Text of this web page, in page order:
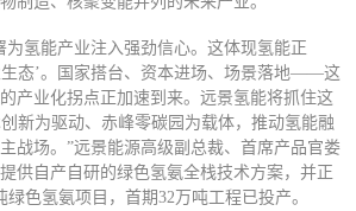
为氢能产业注入强劲信心。这体现氢能正
生态’。国家搭台、资本进场、场景落地——这
产业化拐点正加速到来。远景氢能将抓住这
新为驱动、赤峰零碳园为载体，推动氢能融
战场。”远景能源高级副总裁、首席产品官娄
供自产自研的绿色氢氨全栈技术方案，并正
色氢氨项目，首期32万吨工程已投产。